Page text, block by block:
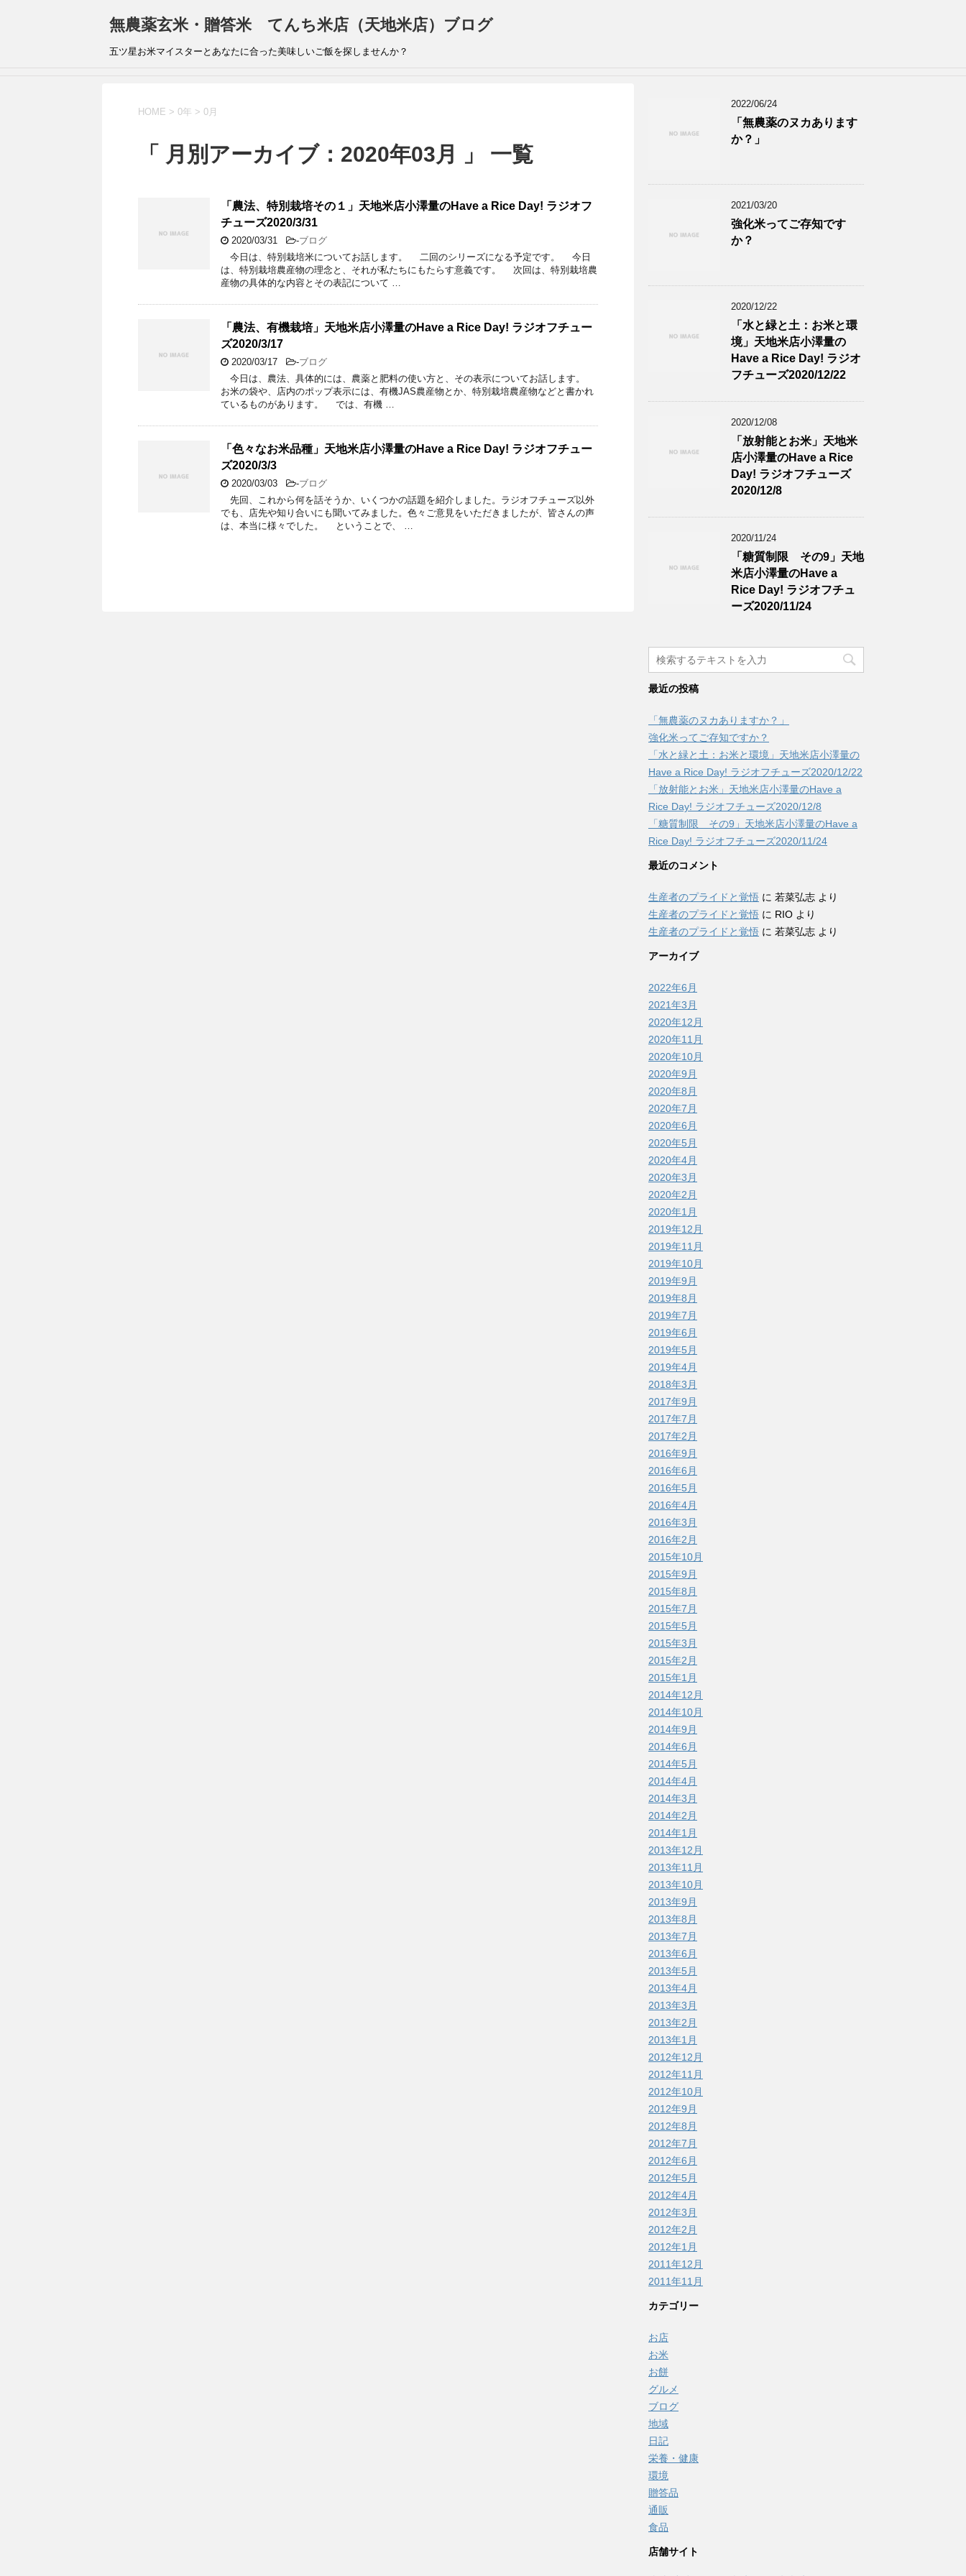
無農薬玄米・贈答米 てんち米店（天地米店）ブログ
五ツ星お米マイスターとあなたに合った美味しいご飯を探しませんか？
HOME > 0年 > 0月
「 月別アーカイブ：2020年03月 」 一覧
「農法、特別栽培その１」天地米店小澤量のHave a Rice Day! ラジオフ
チューズ2020/3/31
2020/03/31 -ブログ
今日は、特別栽培米についてお話します。 二回のシリーズになる予定です。 今日
は、特別栽培農産物の理念と、それが私たちにもたらす意義です。 次回は、特別栽培農
産物の具体的な内容とその表記について …
「農法、有機栽培」天地米店小澤量のHave a Rice Day! ラジオフチュー
ズ2020/3/17
2020/03/17 -ブログ
今日は、農法、具体的には、農薬と肥料の使い方と、その表示についてお話します。
お米の袋や、店内のポップ表示には、有機JAS農産物とか、特別栽培農産物などと書かれ
ているものがあります。 では、有機 …
「色々なお米品種」天地米店小澤量のHave a Rice Day! ラジオフチュー
ズ2020/3/3
2020/03/03 -ブログ
先回、これから何を話そうか、いくつかの話題を紹介しました。ラジオフチューズ以外
でも、店先や知り合いにも聞いてみました。色々ご意見をいただきましたが、皆さんの声
は、本当に様々でした。 ということで、 …
2022/06/24
「無農薬のヌカあります
か？」
2021/03/20
強化米ってご存知です
か？
2020/12/22
「水と緑と土：お米と環
境」天地米店小澤量の
Have a Rice Day! ラジオ
フチューズ2020/12/22
2020/12/08
「放射能とお米」天地米
店小澤量のHave a Rice
Day! ラジオフチューズ
2020/12/8
2020/11/24
「糖質制限 その9」天地
米店小澤量のHave a
Rice Day! ラジオフチュ
ーズ2020/11/24
最近の投稿
「無農薬のヌカありますか？」
強化米ってご存知ですか？
「水と緑と土：お米と環境」天地米店小澤量の
Have a Rice Day! ラジオフチューズ2020/12/22
「放射能とお米」天地米店小澤量のHave a
Rice Day! ラジオフチューズ2020/12/8
「糖質制限 その9」天地米店小澤量のHave a
Rice Day! ラジオフチューズ2020/11/24
最近のコメント
生産者のプライドと覚悟 に 若菜弘志 より
生産者のプライドと覚悟 に RIO より
生産者のプライドと覚悟 に 若菜弘志 より
アーカイブ
2022年6月
2021年3月
2020年12月
2020年11月
2020年10月
2020年9月
2020年8月
2020年7月
2020年6月
2020年5月
2020年4月
2020年3月
2020年2月
2020年1月
2019年12月
2019年11月
2019年10月
2019年9月
2019年8月
2019年7月
2019年6月
2019年5月
2019年4月
2018年3月
2017年9月
2017年7月
2017年2月
2016年9月
2016年6月
2016年5月
2016年4月
2016年3月
2016年2月
2015年10月
2015年9月
2015年8月
2015年7月
2015年5月
2015年3月
2015年2月
2015年1月
2014年12月
2014年10月
2014年9月
2014年6月
2014年5月
2014年4月
2014年3月
2014年2月
2014年1月
2013年12月
2013年11月
2013年10月
2013年9月
2013年8月
2013年7月
2013年6月
2013年5月
2013年4月
2013年3月
2013年2月
2013年1月
2012年12月
2012年11月
2012年10月
2012年9月
2012年8月
2012年7月
2012年6月
2012年5月
2012年4月
2012年3月
2012年2月
2012年1月
2011年12月
2011年11月
カテゴリー
お店
お米
お餅
グルメ
ブログ
地域
日記
栄養・健康
環境
贈答品
通販
食品
店舗サイト